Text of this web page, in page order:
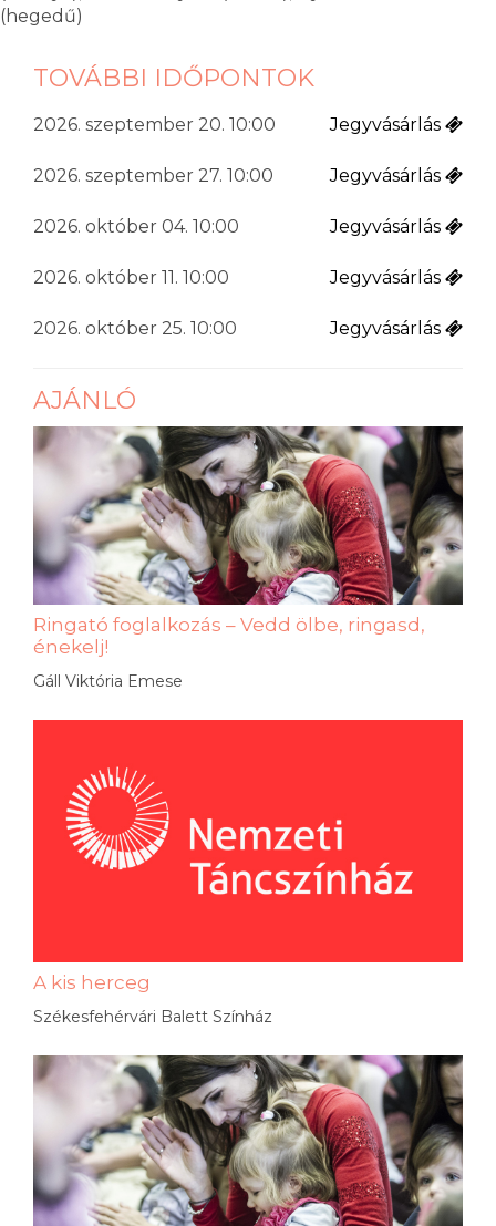
(hegedű)
TOVÁBBI IDŐPONTOK
2026. szeptember 20. 10:00 Jegyvásárlás
2026. szeptember 27. 10:00 Jegyvásárlás
2026. október 04. 10:00 Jegyvásárlás
2026. október 11. 10:00 Jegyvásárlás
2026. október 25. 10:00 Jegyvásárlás
AJÁNLÓ
Ringató foglalkozás – Vedd ölbe, ringasd,
énekelj!
Gáll Viktória Emese
A kis herceg
Székesfehérvári Balett Színház